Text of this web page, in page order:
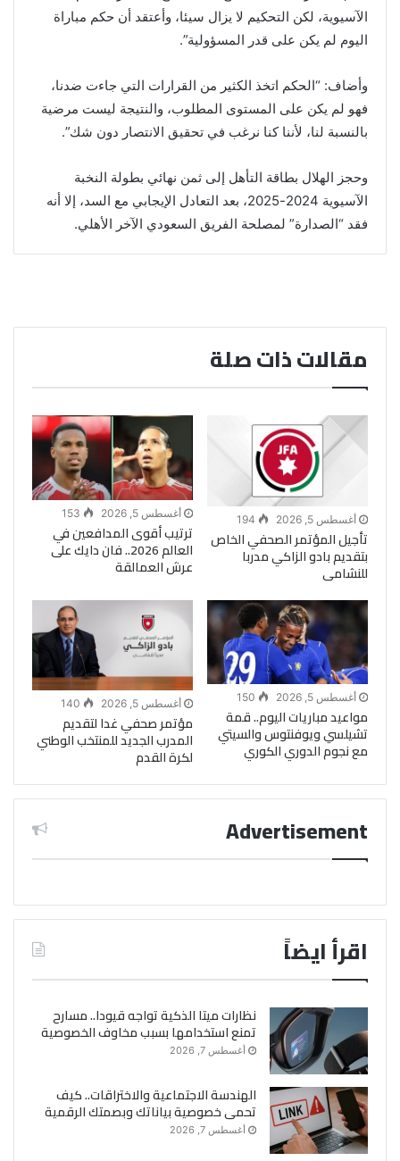
الآسيوية، لكن التحكيم لا يزال سيئا، وأعتقد أن حكم مباراة
اليوم لم يكن على قدر المسؤولية”.
وأضاف: “الحكم اتخذ الكثير من القرارات التي جاءت ضدنا،
فهو لم يكن على المستوى المطلوب، والنتيجة ليست مرضية
بالنسبة لنا، لأننا كنا نرغب في تحقيق الانتصار دون شك”.
وحجز الهلال بطاقة التأهل إلى ثمن نهائي بطولة النخبة
الآسيوية 2024-2025، بعد التعادل الإيجابي مع السد، إلا أنه
فقد “الصدارة” لمصلحة الفريق السعودي الآخر الأهلي.
مقالات ذات صلة
أغسطس 5, 2026 194
تأجيل المؤتمر الصحفي الخاص
بتقديم بادو الزاكي مدربا
للنشامى
أغسطس 5, 2026 153
ترتيب أقوى المدافعين في
العالم 2026.. فان دايك على
عرش العمالقة
أغسطس 5, 2026 150
مواعيد مباريات اليوم.. قمة
تشيلسي ويوفنتوس والسيتي
مع نجوم الدوري الكوري
أغسطس 5, 2026 140
مؤتمر صحفي غدا لتقديم
المدرب الجديد للمنتخب الوطني
لكرة القدم
Advertisement
اقرأ ايضاً
نظارات ميتا الذكية تواجه قيودا.. مسارح
تمنع استخدامها بسبب مخاوف الخصوصية
أغسطس 7, 2026
الهندسة الاجتماعية والاختراقات.. كيف
تحمى خصوصية بياناتك وبصمتك الرقمية
أغسطس 7, 2026